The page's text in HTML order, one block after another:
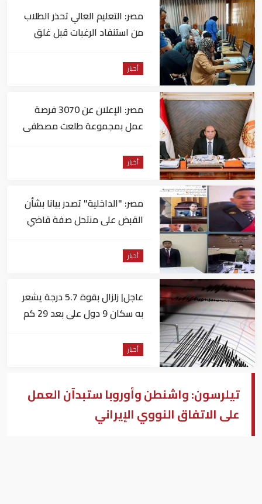
مصر: التعليم العالي تحذر الطلاب
من استنفاد الرغبات قبل غلق
أخبار
مصر: الإعلان عن 3070 فرصة
عمل بمجموعة طلعت مصطفى
أخبار
مصر: "الداخلية" تصدر بيانا بشأن
القبض على منتحل صفة قاضي
أخبار
عاجل| زلزال بقوة 5.7 درجة يشعر
به سكان 9 دول على بعد 29 كم
أخبار
تيلرسون: واشنطن وأوروبا ستبدآن العمل
على الاتفاق النووي الإيراني